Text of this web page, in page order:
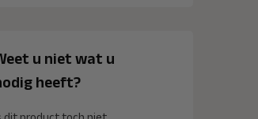
u niet wat u
heeft?